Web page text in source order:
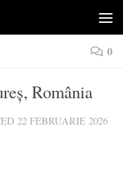
0
România
22 FEBRUARIE 2026